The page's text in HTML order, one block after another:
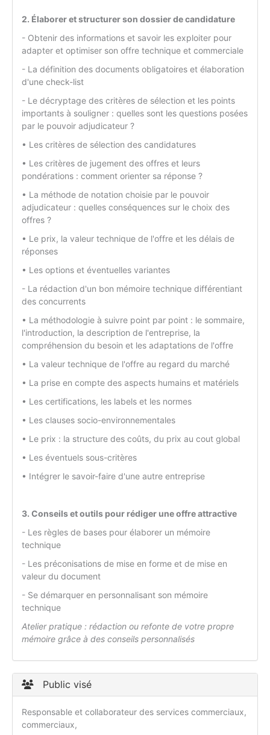
2. Élaborer et structurer son dossier de candidature
- Obtenir des informations et savoir les exploiter pour
adapter et optimiser son offre technique et commerciale
- La définition des documents obligatoires et élaboration
d'une check-list
- Le décryptage des critères de sélection et les points
importants à souligner : quelles sont les questions posées
par le pouvoir adjudicateur ?
• Les critères de sélection des candidatures
• Les critères de jugement des offres et leurs
pondérations : comment orienter sa réponse ?
• La méthode de notation choisie par le pouvoir
adjudicateur : quelles conséquences sur le choix des
offres ?
• Le prix, la valeur technique de l'offre et les délais de
réponses
• Les options et éventuelles variantes
- La rédaction d'un bon mémoire technique différentiant
des concurrents
• La méthodologie à suivre point par point : le sommaire,
l'introduction, la description de l'entreprise, la
compréhension du besoin et les adaptations de l'offre
• La valeur technique de l'offre au regard du marché
• La prise en compte des aspects humains et matériels
• Les certifications, les labels et les normes
• Les clauses socio-environnementales
• Le prix : la structure des coûts, du prix au cout global
• Les éventuels sous-critères
• Intégrer le savoir-faire d'une autre entreprise
3. Conseils et outils pour rédiger une offre attractive
- Les règles de bases pour élaborer un mémoire
technique
- Les préconisations de mise en forme et de mise en
valeur du document
- Se démarquer en personnalisant son mémoire
technique
Atelier pratique : rédaction ou refonte de votre propre
mémoire grâce à des conseils personnalisés
Public visé
Responsable et collaborateur des services commerciaux,
commerciaux,